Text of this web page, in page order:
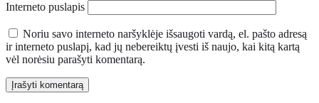
Interneto puslapis
Noriu savo interneto naršyklėje išsaugoti vardą, el. pašto adresą
ir interneto puslapį, kad jų nebereiktų įvesti iš naujo, kai kitą kartą
vėl norėsiu parašyti komentarą.